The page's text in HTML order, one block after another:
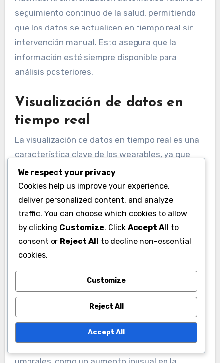
seguimiento continuo de la salud, permitiendo
que los datos se actualicen en tiempo real sin
intervención manual. Esto asegura que la
información esté siempre disponible para
análisis posteriores.
Visualización de datos en
tiempo real
La visualización de datos en tiempo real es una
característica clave de los wearables, ya que
permite a los usuarios observar su rendimiento y
estado de salud al instante. Muchas
aplicaciones ofrecen gráficos y tablas que
muestran métricas como el ritmo cardíaco, las
calorías quemadas y la calidad del sueño, lo que
ayuda a los usuarios a tomar decisiones
informadas sobre su salud.
ofrezcan personalización en la visualización de
datos, permitiendo a los usuarios enfocarse en
las métricas que más les interesan. Esto puede
incluir la configuración de alertas para ciertos
umbrales, como un aumento inusual en la
We respect your privacy
Cookies help us improve your experience,
deliver personalized content, and analyze
traffic. You can choose which cookies to allow
by clicking Customize. Click Accept All to
consent or Reject All to decline non-essential
cookies.
Customize
Reject All
Accept All